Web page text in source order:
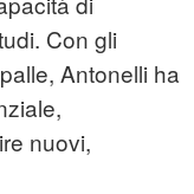
Con gli
Antonelli ha
nuovi,